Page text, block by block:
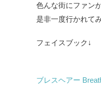
色んな街にファン
是非一度行かれて
フェイスブック↓
ブレスヘアー